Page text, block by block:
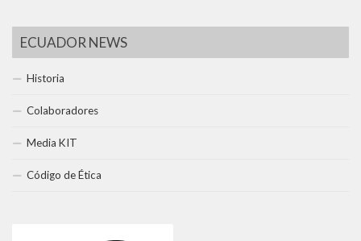
ECUADOR NEWS
Historia
Colaboradores
Media KIT
Código de Ética